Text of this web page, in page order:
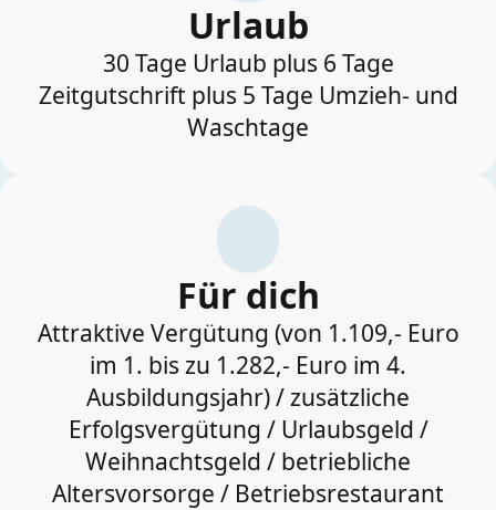
Urlaub
30 Tage Urlaub plus 6 Tage
Zeitgutschrift plus 5 Tage Umzieh- und
Waschtage
Für dich
Attraktive Vergütung (von 1.109,- Euro
im 1. bis zu 1.282,- Euro im 4.
Ausbildungsjahr) / zusätzliche
Erfolgsvergütung / Urlaubsgeld /
Weihnachtsgeld / betriebliche
Altersvorsorge / Betriebsrestaurant